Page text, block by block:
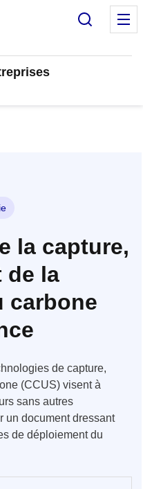
la capture,
de la
carbone
de capture,
(CCUS) visent à
sans autres
un document dressant
de déploiement du